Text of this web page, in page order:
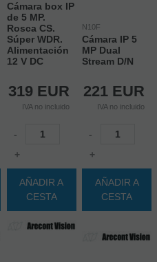
Cámara box IP
de 5 MP.
Rosca CS.
Súper WDR.
Alimentación
12 V DC
319 EUR
IVA no incluido
-
+
AÑADIR A
CESTA
N10F
Cámara IP 5
MP Dual
Stream D/N
221 EUR
IVA no incluido
-
+
AÑADIR A
CESTA